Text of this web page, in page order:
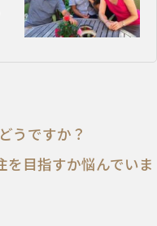
うですか？
目指すか悩んでいま